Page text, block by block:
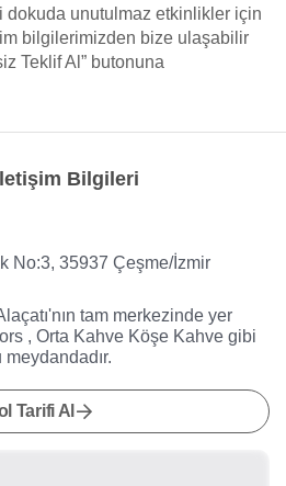
dokuda unutulmaz etkinlikler için
bilgilerimizden bize ulaşabilir
Teklif Al” butonuna
Bilgileri
No:3, 35937 Çeşme/İzmir
tam merkezinde yer
, Orta Kahve Köşe Kahve gibi
Tarifi Al